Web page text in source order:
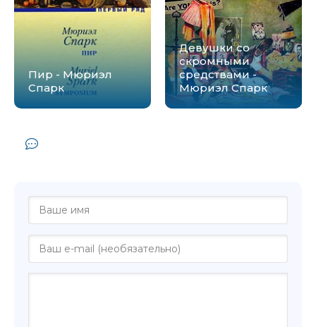
Пир - Мюриэл
Спарк
Девушки со
скромными
средствами -
Мюриэл Спарк